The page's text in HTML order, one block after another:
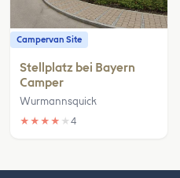
Campervan Site
Stellplatz bei Bayern
Camper
Wurmannsquick
★ ★ ★ ★ ★ 4